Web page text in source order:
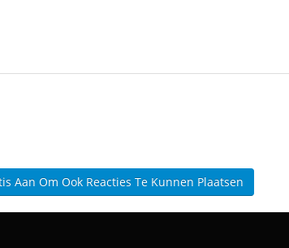
Aan Om Ook Reacties Te Kunnen Plaatsen